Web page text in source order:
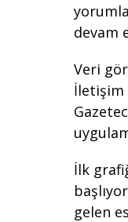
devam
Veri
İletişim
İlk
gelen